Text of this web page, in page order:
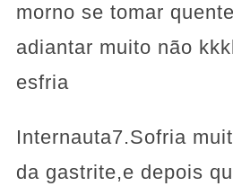
morno se tomar
adiantar muito não
esfria
Internauta7.Sofria
da gastrite,e depois